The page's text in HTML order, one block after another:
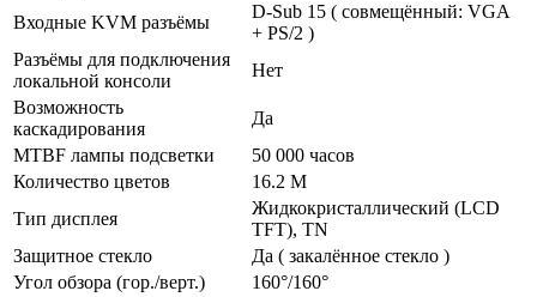
Входные KVM разъёмы
D-Sub 15 ( совмещённый: VGA
+ PS/2 )
Разъёмы для подключения
локальной консоли
Нет
Возможность
каскадирования
Да
MTBF лампы подсветки
50 000 часов
Количество цветов
16.2 M
Тип дисплея
Жидкокристаллический (LCD
TFT), TN
Защитное стекло
Да ( закалённое стекло )
Угол обзора (гор./верт.)
160°/160°